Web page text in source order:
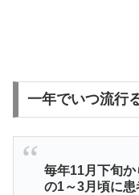
一年でいつ流行
毎年11月下旬
の1～3月頃に患